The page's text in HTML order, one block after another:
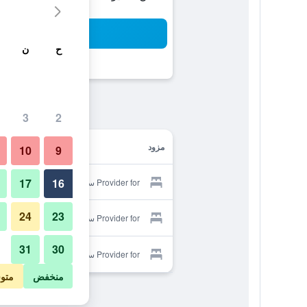
مزود
Provider for ساباي داي اتشي هوتل
Provider for ساباي داي اتشي هوتل
Provider for ساباي داي اتشي هوتل
ح ن
2
3
9
10
16
17
23
24
30
31
منخفض